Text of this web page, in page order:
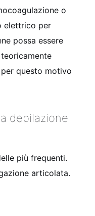
o
elettrico per
possa essere
questo motivo
depilazione
più frequenti.
articolata.